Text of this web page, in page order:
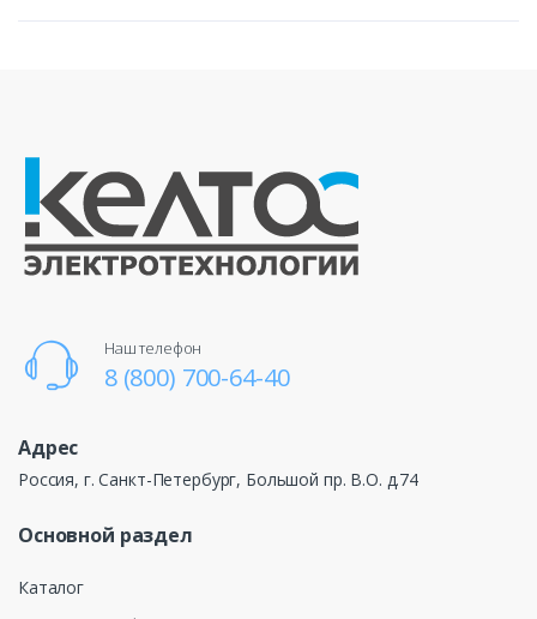
Наш телефон
8 (800) 700-64-40
Адрес
Россия, г. Санкт-Петербург, Большой пр. В.О. д.74
Основной раздел
Каталог